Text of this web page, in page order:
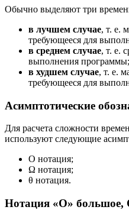
Обычно выделяют три
в лучшем случае, т. е.
требующееся для
в среднем случае, т. е.
выполнения программы;
в худшем случае, т. е.
требующееся для
Асимптотические
Для расчета сложности
используют следующие
Ο нотация;
Ω нотация;
θ нотация.
Нотация «O» большое,